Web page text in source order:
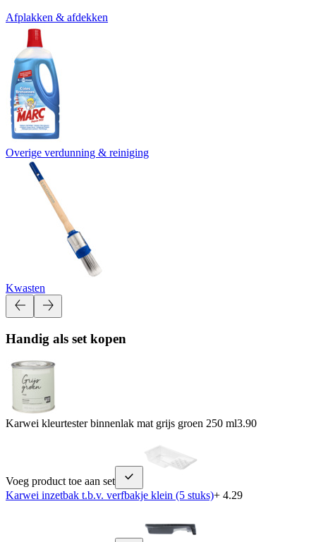
Afplakken & afdekken
Overige verdunning & reiniging
Kwasten
Handig als set kopen
Karwei kleurtester binnenlak mat grijs groen 250 ml3.90
Voeg product toe aan set
Karwei inzetbak t.b.v. verfbakje klein (5 stuks)+ 4.29